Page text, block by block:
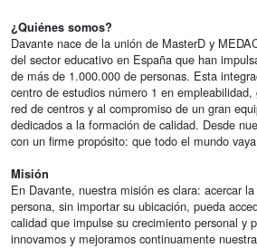
¿Quiénes somos?
Davante nace de la unión de MasterD y
del sector educativo en España que han
de más de 1.000.000 de personas. Esta
centro de estudios número 1 en empleabilidad,
red de centros y al compromiso de un gran
dedicados a la formación de calidad. Desde
con un firme propósito: que todo el mundo
Misión
En Davante, nuestra misión es clara: acercar
persona, sin importar su ubicación, pueda
calidad que impulse su crecimiento personal y
innovamos y mejoramos continuamente